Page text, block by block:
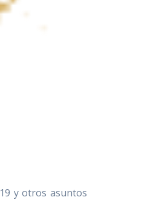
y otros asuntos